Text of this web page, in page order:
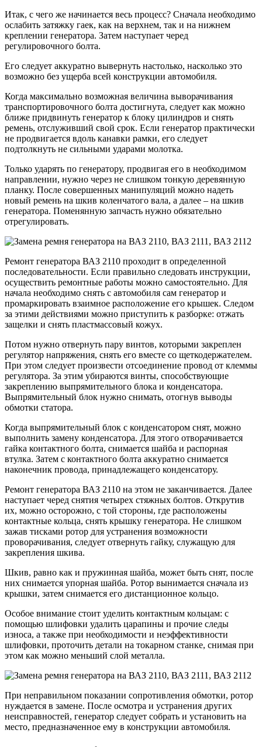
Итак, с чего же начинается весь процесс? Сначала необходимо
ослабить затяжку гаек, как на верхнем, так и на нижнем
креплении генератора. Затем наступает черед
регулировочного болта.
Его следует аккуратно вывернуть настолько, насколько это
возможно без ущерба всей конструкции автомобиля.
Когда максимально возможная величина выворачивания
транспортировочного болта достигнута, следует как можно
ближе придвинуть генератор к блоку цилиндров и снять
ремень, отслуживший свой срок. Если генератор практически
не продвигается вдоль канавки рамки, его следует
подтолкнуть не сильными ударами молотка.
Только ударять по генератору, продвигая его в необходимом
направлении, нужно через не слишком тонкую деревянную
планку. После совершенных манипуляций можно надеть
новый ремень на шкив коленчатого вала, а далее – на шкив
генератора. Поменянную запчасть нужно обязательно
отрегулировать.
Ремонт генератора ВАЗ 2110 проходит в определенной
последовательности. Если правильно следовать инструкции,
осуществить ремонтные работы можно самостоятельно. Для
начала необходимо снять с автомобиля сам генератор и
промаркировать взаимное расположение его крышек. Следом
за этими действиями можно приступить к разборке: отжать
защелки и снять пластмассовый кожух.
Потом нужно отвернуть пару винтов, которыми закреплен
регулятор напряжения, снять его вместе со щеткодержателем.
При этом следует произвести отсоединение провод от клеммы
регулятора. За этим убираются винты, способствующие
закреплению выпрямительного блока и конденсатора.
Выпрямительный блок нужно снимать, отогнув выводы
обмотки статора.
Когда выпрямительный блок с конденсатором снят, можно
выполнить замену конденсатора. Для этого отворачивается
гайка контактного болта, снимается шайба и распорная
втулка. Затем с контактного болта аккуратно снимается
наконечник провода, принадлежащего конденсатору.
Ремонт генератора ВАЗ 2110 на этом не заканчивается. Далее
наступает черед снятия четырех стяжных болтов. Открутив
их, можно осторожно, с той стороны, где расположены
контактные кольца, снять крышку генератора. Не слишком
зажав тисками ротор для устранения возможности
проворачивания, следует отвернуть гайку, служащую для
закрепления шкива.
Шкив, равно как и пружинная шайба, может быть снят, после
них снимается упорная шайба. Ротор вынимается сначала из
крышки, затем снимается его дистанционное кольцо.
Особое внимание стоит уделить контактным кольцам: с
помощью шлифовки удалить царапины и прочие следы
износа, а также при необходимости и неэффективности
шлифовки, проточить детали на токарном станке, снимая при
этом как можно меньший слой металла.
При неправильном показании сопротивления обмотки, ротор
нуждается в замене. После осмотра и устранения других
неисправностей, генератор следует собрать и установить на
место, предназначенное ему в конструкции автомобиля.